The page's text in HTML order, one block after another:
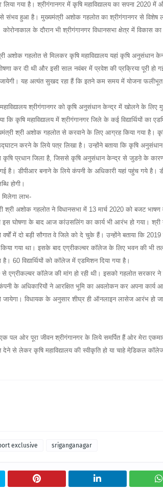
कर लिया गया है। श्रीगंगानगर में कृषि महाविद्यालय का सपना
से संभव हुआ है। मुख्यमंत्री अशोक गहलोत का श्रीगंगानगर से
के दौरान भी श्रीगंगानगर विधानसभा क्षेत्र में विकास का
अशोक गहलोत से मिलकर कृषि महाविद्यालय यहां कृषि
कर दी थी और इसी साल नवंबर में प्रवेश की प्रक्रिया पूरी
जायेगी। यह अत्यंत सुखद रहा हैं कि इतने कम समय में योजना
श्रीगंगानगर को कृषि अनुसंधान केन्द्र में खोलने के
कि कृषि महाविद्यालय में श्रीगंगानगर जिले के कई विद्यार्थियों
श्री अशोक गहलोत से करवाने के लिए आग्रह किया गया है।
करने के लिये पत्र लिखा है। उन्होंने बताया कि कृषि
कृषि प्रधान जिला है, जिससे कृषि अनुसंधान केन्द्र से जुडऩे के
गई है। डीपीआर बनाने के लिये कंपनी के अधिकारी यहां पहुंच गये
होगी।
मिलेगा लाभ-
श्री अशोक गहलोत ने विधानसभा में 13 मार्च 2020 को बजट
इस घोषणा के बाद आज कांउसलिंग का कार्य भी आरंभ हो गया। श्री
में दो बड़ी सौगात वे जिले को दे चुके हैं। उन्होंने बताया कि
गया था। इसके बाद एग्रीकल्चर कॉलेज के लिए भवन की भी
60 विद्यार्थियों को कॉलेज में एडमिशन दिया गया है।
एग्रीकल्चर कॉलेज की मांग हो रही थी। इसको गहलोत सरकार ने
के अधिकारियों ने आरक्षित भूमि का अवलोकन कर अपना कार्य
जायेगा। विधायक के अनुसार शीघ्र ही ऑनलाइन लासेज आरंभ हो
पल ओर पूरा जीवन श्रीगंगानगर के लिये समर्पित हैं ओर मेरा
से लेकर कृषि महाविद्यालय की स्वीकृति हो या चाहे मेडि़कल
exclusive sriganganagar